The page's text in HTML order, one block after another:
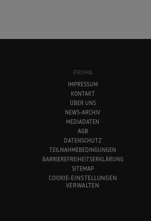
PRISMA
IMPRESSUM
KONTAKT
ÜBER UNS
NEWS-ARCHIV
MEDIADATEN
AGB
DATENSCHUTZ
TEILNAHMEBEDINGUNGEN
BARRIEREFREIHEITSERKLÄRUNG
SITEMAP
COOKIE-EINSTELLUNGEN
VERWALTEN